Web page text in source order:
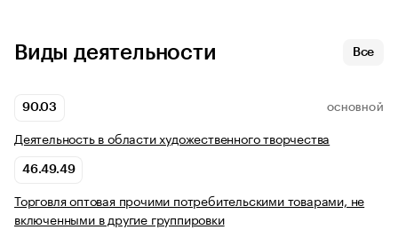
Виды деятельности Все
90.03 ОСНОВНОЙ
Деятельность в области художественного творчества
46.49.49
Торговля оптовая прочими потребительскими товарами, не
включенными в другие группировки